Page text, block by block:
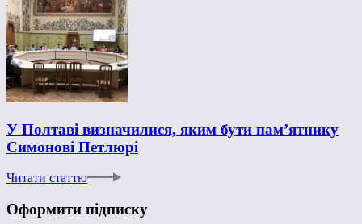
У Полтаві визначилися, яким бути пам’ятнику
Симонові Петлюрі
Читати статтю
Оформити підписку